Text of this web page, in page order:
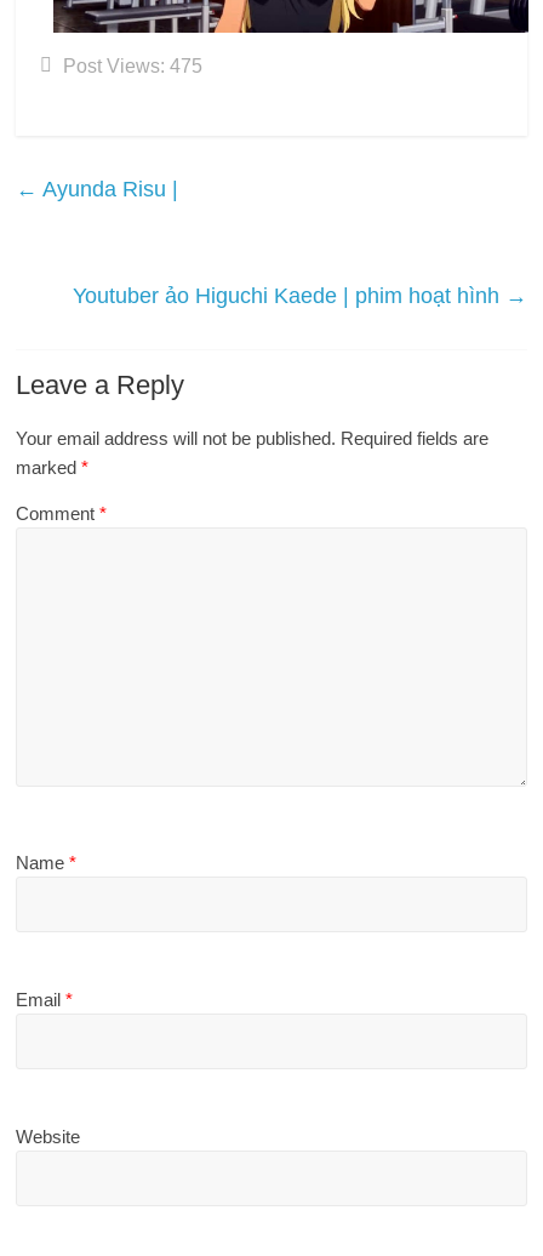
Post Views: 475
← Ayunda Risu |
Youtuber ảo Higuchi Kaede | phim hoạt hình →
Leave a Reply
Your email address will not be published. Required fields are
marked*
Comment*
Name*
Email*
Website